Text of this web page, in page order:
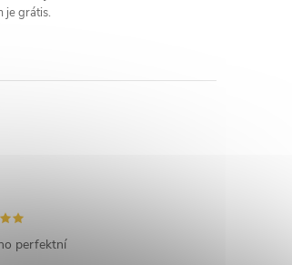
je grátis.
perfektní